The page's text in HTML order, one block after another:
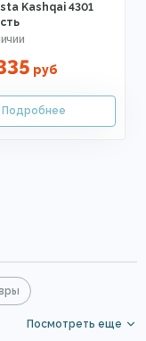
Kashqai 4301
руб
Посмотреть еще